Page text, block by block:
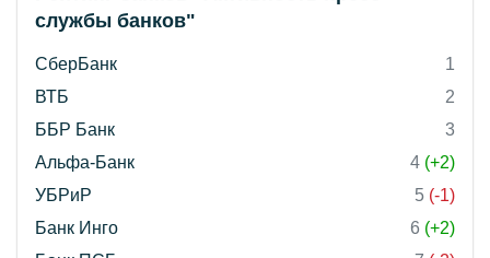
службы банков"
СберБанк
1
ВТБ
2
ББР Банк
3
Альфа-Банк
4 (+2)
УБРиР
5 (-1)
Банк Инго
6 (+2)